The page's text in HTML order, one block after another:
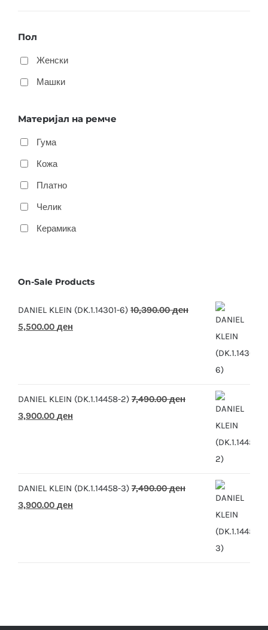
Пол
Женски
Машки
Материјал на ремче
Гума
Кожа
Платно
Челик
Керамика
On-Sale Products
DANIEL KLEIN (DK.1.14301-6) 10,390.00ден
Original
5,500.00 ден
DANIEL KLEIN (DK.1.14458-2) 7,490.00ден
Original
3,900.00 ден
DANIEL KLEIN (DK.1.14458-3) 7,490.00ден
Original
3,900.00 ден